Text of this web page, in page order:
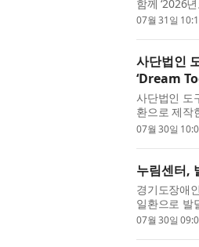
함께 ‘2026
육청 관련 업
07월 31일
사단법인
‘Dream
사단법인 도
환으로 제작
(수) 대한안
07월 30일
누림센터,
경기도장애
일환으로 발
07월 30일